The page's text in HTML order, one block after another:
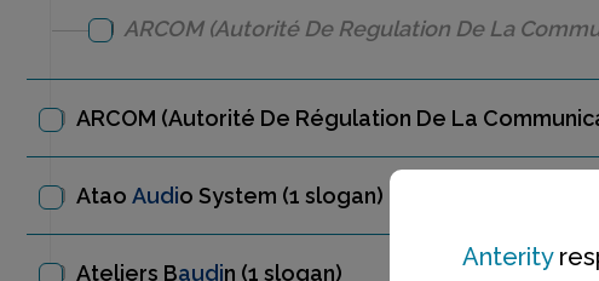
ARCOM (Autorité De Regulation De La
ARCOM (Autorité De Régulation De La
Atao Audio System (1 slogan)
Ateliers Baudin (1 slogan)
Anterity